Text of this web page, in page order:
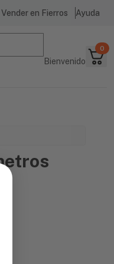
Vender en Fierros Ayuda
Bienvenido
0